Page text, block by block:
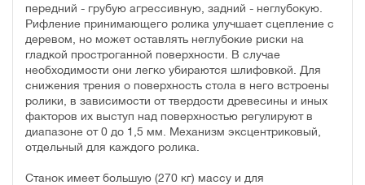
передний - грубую агрессивную, задний - неглубокую.
Рифление принимающего ролика улучшает сцепление с
деревом, но может оставлять неглубокие риски на
гладкой простроганной поверхности. В случае
необходимости они легко убираются шлифовкой. Для
снижения трения о поверхность стола в него встроены
ролики, в зависимости от твердости древесины и иных
факторов их выступ над поверхностью регулируют в
диапазоне от 0 до 1,5 мм. Механизм эксцентриковый,
отдельный для каждого ролика.
Станок имеет большую (270 кг) массу и для